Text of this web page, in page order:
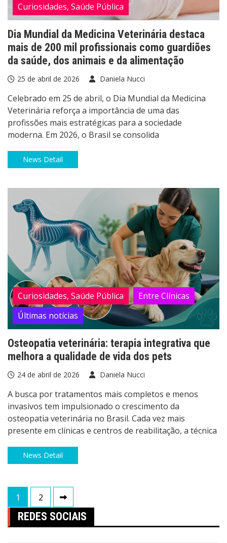
Curiosidades, Saúde Pública
Dia Mundial da Medicina Veterinária destaca
mais de 200 mil profissionais como guardiões
da saúde, dos animais e da alimentação
25 de abril de 2026 Daniela Nucci
Celebrado em 25 de abril, o Dia Mundial da Medicina
Veterinária reforça a importância de uma das
profissões mais estratégicas para a sociedade
moderna. Em 2026, o Brasil se consolida
News Detail
Curiosidades, Saúde Pública
Entre Clínicas
Últimas notícias
Osteopatia veterinária: terapia integrativa que
melhora a qualidade de vida dos pets
24 de abril de 2026 Daniela Nucci
A busca por tratamentos mais completos e menos
invasivos tem impulsionado o crescimento da
osteopatia veterinária no Brasil. Cada vez mais
presente em clínicas e centros de reabilitação, a técnica
News Detail
Paginação
de
posts
1 2
REDES SOCIAIS